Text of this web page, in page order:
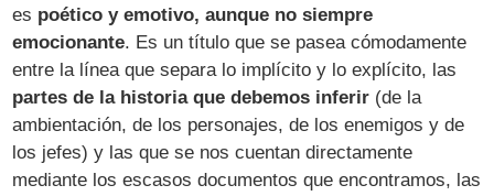
es poético y emotivo, aunque no siempre
emocionante. Es un título que se pasea cómodamente
entre la línea que separa lo implícito y lo explícito, las
partes de la historia que debemos inferir (de la
ambientación, de los personajes, de los enemigos y de
los jefes) y las que se nos cuentan directamente
mediante los escasos documentos que encontramos, las